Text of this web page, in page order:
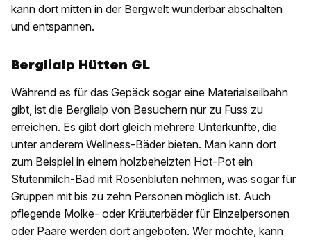
kann dort mitten in der Bergwelt wunderbar abschalten
und entspannen.
Berglialp Hütten GL
Während es für das Gepäck sogar eine Materialseilbahn
gibt, ist die Berglialp von Besuchern nur zu Fuss zu
erreichen. Es gibt dort gleich mehrere Unterkünfte, die
unter anderem Wellness-Bäder bieten. Man kann dort
zum Beispiel in einem holzbeheizten Hot-Pot ein
Stutenmilch-Bad mit Rosenblüten nehmen, was sogar für
Gruppen mit bis zu zehn Personen möglich ist. Auch
pflegende Molke- oder Kräuterbäder für Einzelpersonen
oder Paare werden dort angeboten. Wer möchte, kann